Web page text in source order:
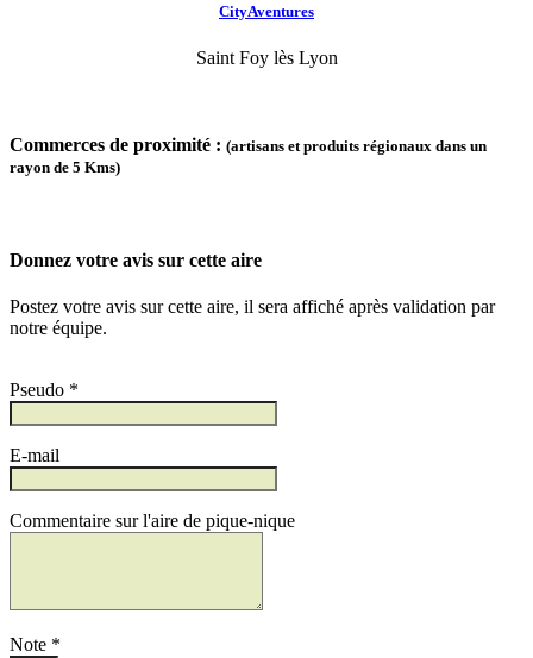
CityAventures
Saint Foy lès Lyon
Commerces de proximité : (artisans et produits régionaux dans un
rayon de 5 Kms)
Donnez votre avis sur cette aire
Postez votre avis sur cette aire, il sera affiché après validation par
notre équipe.
Pseudo *
E-mail
Commentaire sur l'aire de pique-nique
Note *